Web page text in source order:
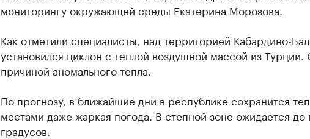
мониторингу окружающей среды Екатерина Морозова.
Как отметили специалисты, над территорией Кабардино-
установился циклон с теплой воздушной массой из Турции.
причиной аномального тепла.
По прогнозу, в ближайшие дни в республике сохранится
местами даже жаркая погода. В степной зоне ожидается до
градусов.